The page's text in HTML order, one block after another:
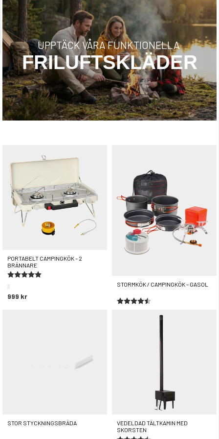
UPPTÄCK VÅRA FUNKTIONELLA
FRILUFTSKLÄDER
PORTABELT CAMPINGKÖK – 2
BRÄNNARE
999 kr
Betyg:
5.0 utav 5 stjärnor
STORMKÖK / CAMPINGKÖK – GASOL
Spara 128 kr på paketpris
Betyg:
4.4 utav 5 stjärnor
STOR STYCKNINGSBRÄDA
VEDELDAD TÄLTKAMIN MED
SKORSTEN